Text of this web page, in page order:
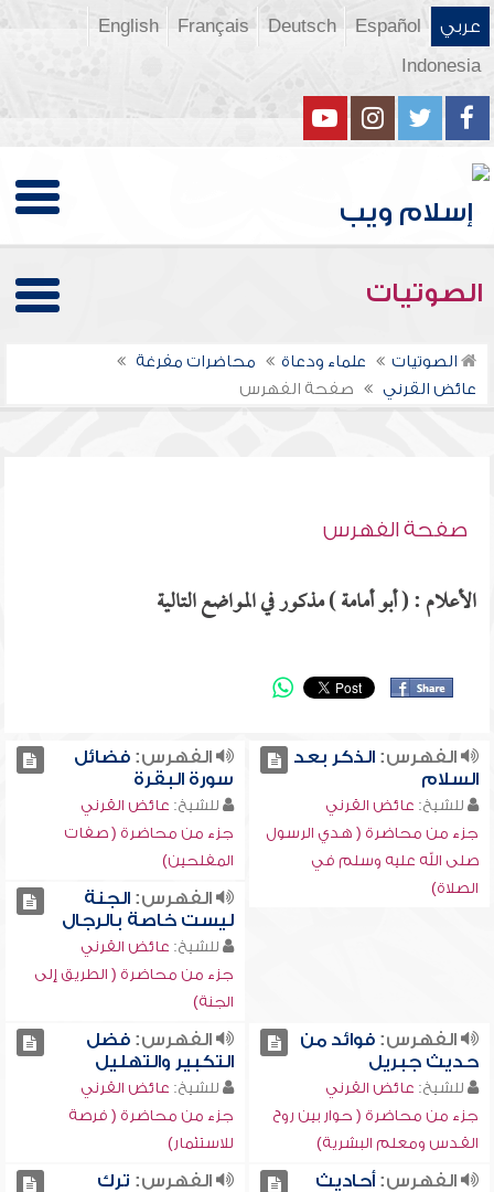
عربي Español
Deutsch
Français
English
Indonesia
الصوتيات
الصوتيات علماء ودعاة
محاضرات مفرغة
عائض القرني
صفحة الفهرس
صفحة الفهرس
الأعلام : ( أبو أمامة ) مذكور في المواضع التالية
الفهرس:الذكر بعد
السلام
للشيخ: عائض القرني
جزء من محاضرة ( هدي الرسول
صلى الله عليه وسلم في
الصلاة)
الفهرس:فضائل
سورة البقرة
للشيخ: عائض القرني
جزء من محاضرة ( صفات
المفلحين)
الفهرس:الجنة
ليست خاصة بالرجال
للشيخ: عائض القرني
جزء من محاضرة ( الطريق إلى
الجنة)
الفهرس:فوائد من
حديث جبريل
للشيخ: عائض القرني
جزء من محاضرة ( حوار بين روح
القدس ومعلم البشرية)
الفهرس:فضل
التكبير والتهليل
للشيخ: عائض القرني
جزء من محاضرة ( فرصة
للاستثمار)
الفهرس:أحاديث
الفهرس: ترك